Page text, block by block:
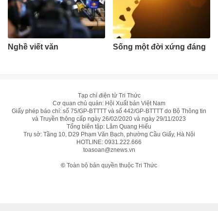
Nghề viết văn Sống một đời xứng đáng
Tạp chí điện tử Tri Thức
Cơ quan chủ quản: Hội Xuất bản Việt Nam
Giấy phép báo chí: số 75/GP-BTTTT và số 442/GP-BTTTT do Bộ Thông tin
và Truyền thông cấp ngày 26/02/2020 và ngày 29/11/2023
Tổng biên tập: Lâm Quang Hiếu
Trụ sở: Tầng 10, D29 Phạm Văn Bạch, phường Cầu Giấy, Hà Nội
HOTLINE: 0931.222.666
toasoan@znews.vn
© Toàn bộ bản quyền thuộc Tri Thức